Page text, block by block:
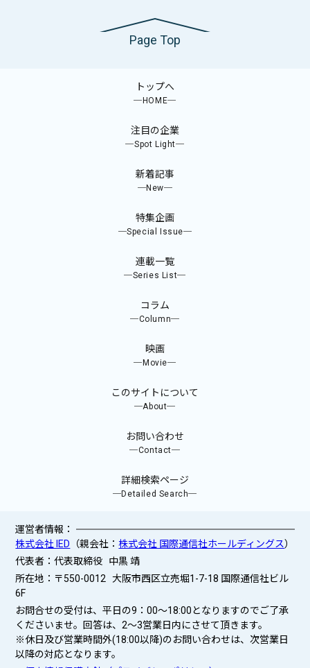
Page Top
トップへ
─HOME─
注目の企業
─Spot Light─
新着記事
─New─
特集企画
─Special Issue─
連載一覧
─Series List─
コラム
─Column─
映画
─Movie─
このサイトについて
─About─
お問い合わせ
─Contact─
詳細検索ページ
─Detailed Search─
運営者情報：
株式会社 IED （親会社：株式会社 国際通信社ホールディングス）
代表者：代表取締役 中黒 靖
所在地：〒550-0012 大阪市西区立売堀1-7-18 国際通信社ビル
6F
お問合せの受付は、平日の9：00～18:00となりますのでご了承
くださいませ。回答は、2〜3営業日内にさせて頂きます。
※休日及び営業時間外(18:00以降)のお問い合わせは、次営業日
以降の対応となります。